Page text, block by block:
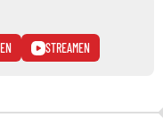
STREAMEN